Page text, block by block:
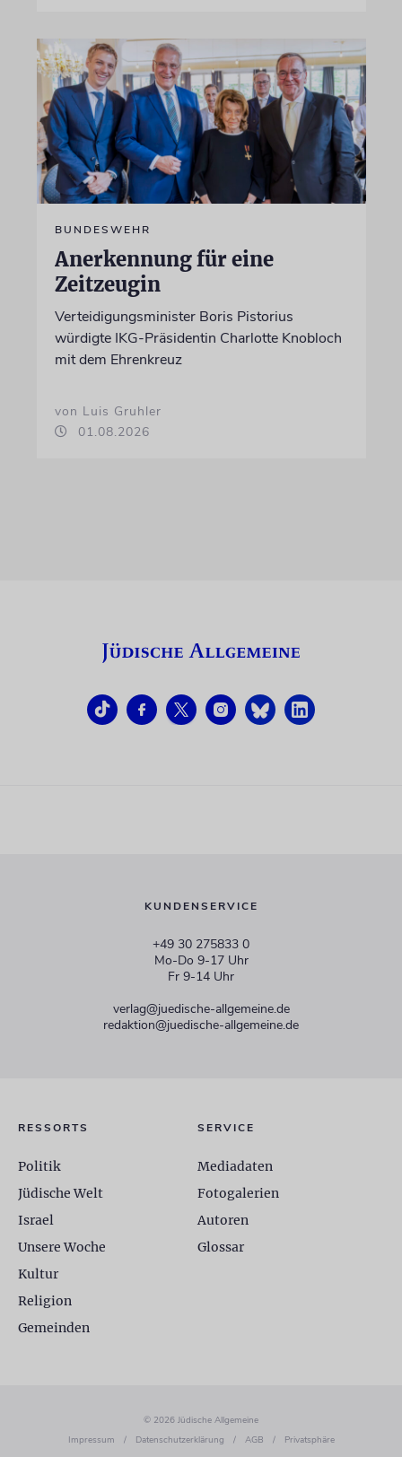
BUNDESWEHR
Anerkennung für eine
Zeitzeugin
Verteidigungsminister Boris Pistorius
würdigte IKG-Präsidentin Charlotte Knobloch
mit dem Ehrenkreuz
von Luis Gruhler
01.08.2026
KUNDENSERVICE
+49 30 275833 0
Mo-Do 9-17 Uhr
Fr 9-14 Uhr
verlag@juedische-allgemeine.de
redaktion@juedische-allgemeine.de
RESSORTS
Politik
Jüdische Welt
Israel
Unsere Woche
Kultur
Religion
Gemeinden
SERVICE
Mediadaten
Fotogalerien
Autoren
Glossar
© 2026 Jüdische Allgemeine
Impressum
/ Datenschutzerklärung / AGB / Privatsphäre